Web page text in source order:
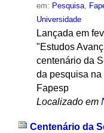
em: Pesquisa,
Universidade
Lançada em
"Estudos
centenário da
da pesquisa
Fapesp
Localizado em
Centenário da